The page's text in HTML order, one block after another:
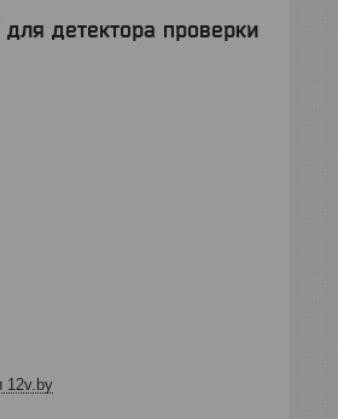
детектора проверки
12v.by